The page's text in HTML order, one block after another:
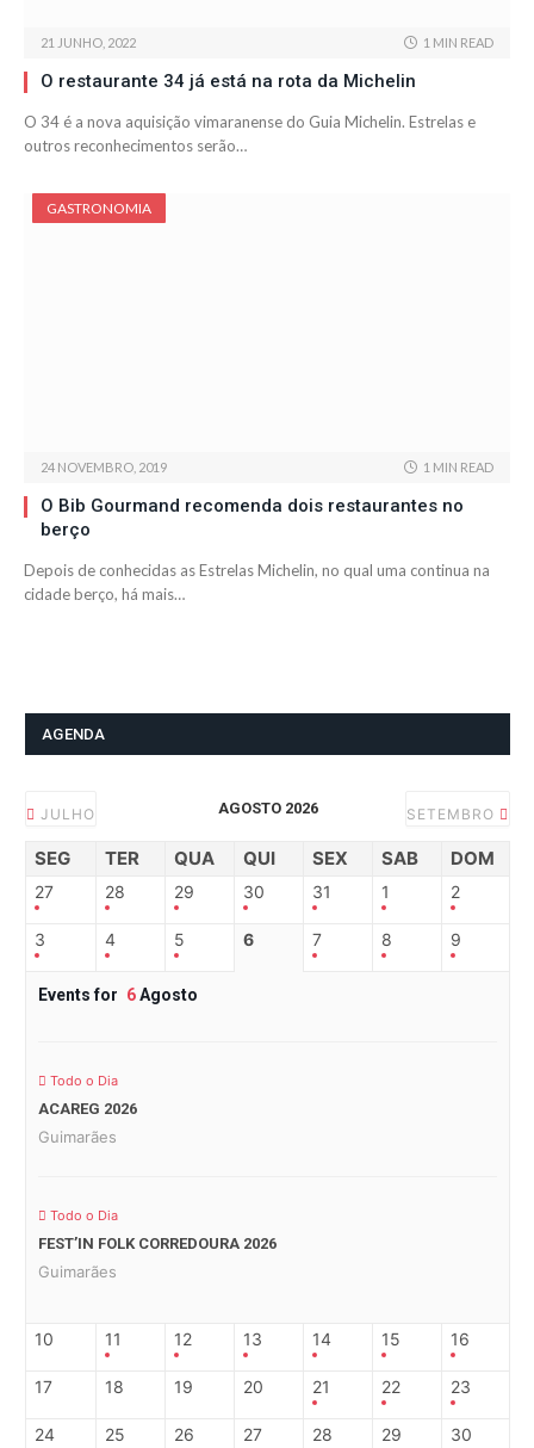
21 JUNHO, 2022 1 MIN READ
O restaurante 34 já está na rota da Michelin
O 34 é a nova aquisição vimaranense do Guia Michelin. Estrelas e
outros reconhecimentos serão…
GASTRONOMIA
24 NOVEMBRO, 2019 1 MIN READ
O Bib Gourmand recomenda dois restaurantes no
berço
Depois de conhecidas as Estrelas Michelin, no qual uma continua na
cidade berço, há mais…
AGENDA
JULHO AGOSTO 2026 SETEMBRO
SEG TER QUA QUI SEX SAB DOM
27 28 29 30 31 1 2
3 4 5 6 7 8 9
Events for 6Agosto
Todo o Dia
ACAREG 2026
Guimarães
Todo o Dia
FEST’IN FOLK CORREDOURA 2026
Guimarães
10 11 12 13 14 15 16
17 18 19 20 21 22 23
24 25 26 27 28 29 30